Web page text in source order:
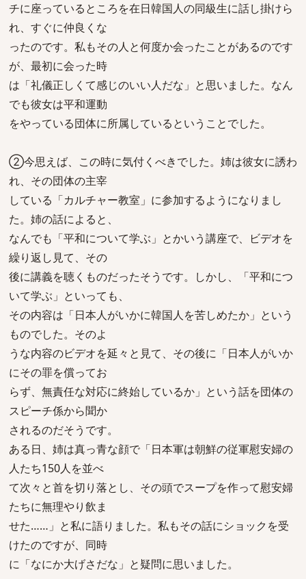
チに座っているところを在日韓国人の同級生に話し掛けら
れ、すぐに仲良くな
ったのです。私もその人と何度か会ったことがあるのです
が、最初に会った時
は「礼儀正しくて感じのいい人だな」と思いました。なん
でも彼女は平和運動
をやっている団体に所属しているということでした。
②今思えば、この時に気付くべきでした。姉は彼女に誘わ
れ、その団体の主宰
している「カルチャー教室」に参加するようになりまし
た。姉の話によると、
なんでも「平和について学ぶ」とかいう講座で、ビデオを
繰り返し見て、その
後に講義を聴くものだったそうです。しかし、「平和につ
いて学ぶ」といっても、
その内容は「日本人がいかに韓国人を苦しめたか」という
ものでした。そのよ
うな内容のビデオを延々と見て、その後に「日本人がいか
にその罪を償ってお
らず、無責任な対応に終始しているか」という話を団体の
スピーチ係から聞か
されるのだそうです。
ある日、姉は真っ青な顔で「日本軍は朝鮮の従軍慰安婦の
人たち150人を並べ
て次々と首を切り落とし、その頭でスープを作って慰安婦
たちに無理やり飲ま
せた……」と私に語りました。私もその話にショックを受
けたのですが、同時
に「なにか大げさだな」と疑問に思いました。